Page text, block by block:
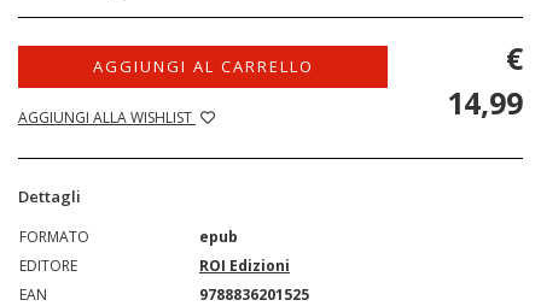
AGGIUNGI AL CARRELLO
AGGIUNGI ALLA WISHLIST
€
14,99
Dettagli
FORMATO
epub
EDITORE
ROI Edizioni
EAN
9788836201525